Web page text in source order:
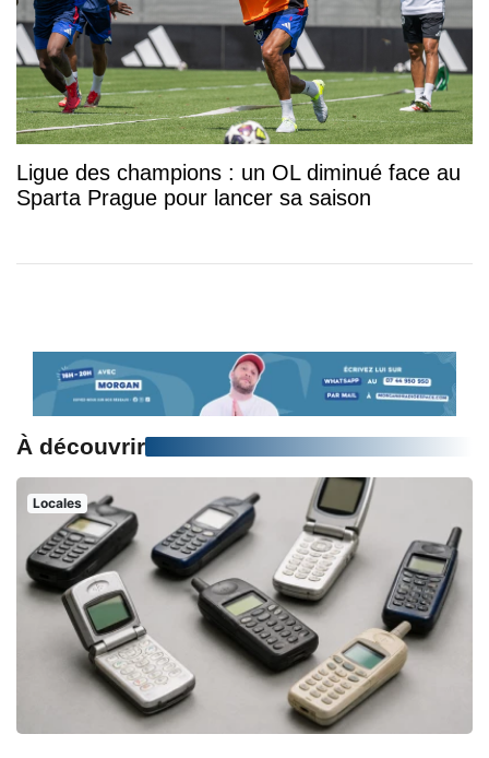
Ligue des champions : un OL diminué face au
Sparta Prague pour lancer sa saison
À découvrir
Locales